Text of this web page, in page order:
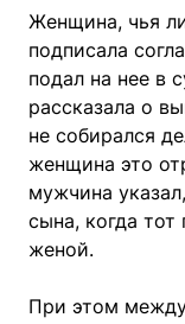
Женщина, чья
подписала
подал на нее в
рассказала о
не собирался
женщина это
мужчина
сына, когда
женой.
При этом